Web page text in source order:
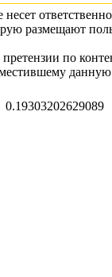
размещают
по
0.19303202629089